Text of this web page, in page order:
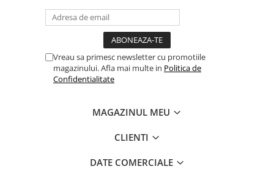
Vreau sa primesc newsletter cu promotiile
magazinului. Afla mai multe in Politica de
Confidentialitate
MAGAZINUL MEU
CLIENTI
DATE COMERCIALE